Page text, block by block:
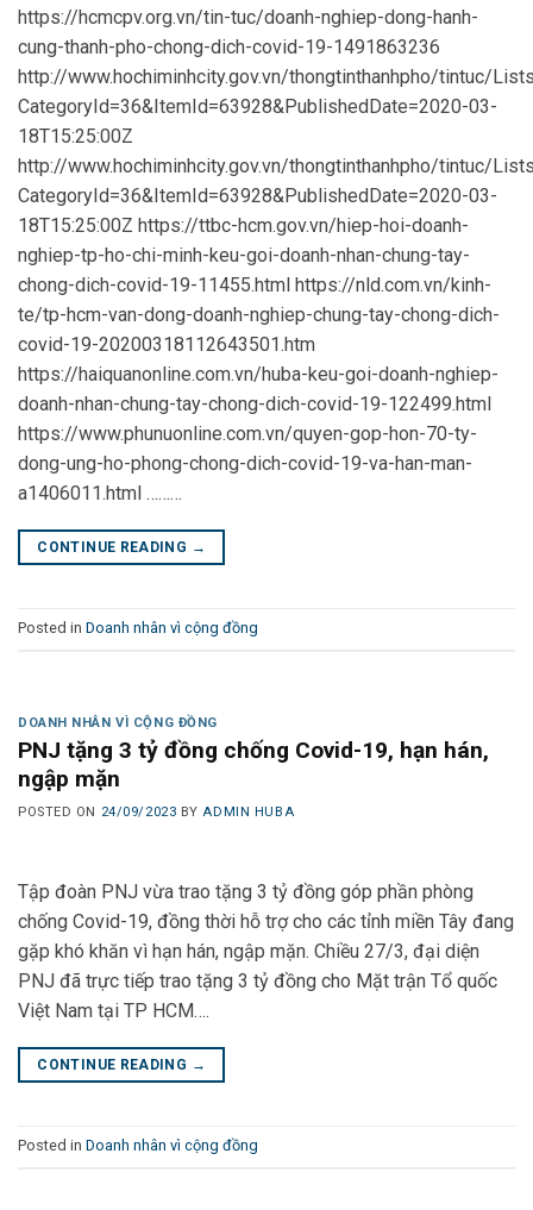
https://hcmcpv.org.vn/tin-tuc/doanh-nghiep-dong-hanh-
cung-thanh-pho-chong-dich-covid-19-1491863236
http://www.hochiminhcity.gov.vn/thongtinthanhpho/tintuc/
CategoryId=36&ItemId=63928&PublishedDate=2020-03-
18T15:25:00Z
http://www.hochiminhcity.gov.vn/thongtinthanhpho/tintuc/
CategoryId=36&ItemId=63928&PublishedDate=2020-03-
18T15:25:00Z https://ttbc-hcm.gov.vn/hiep-hoi-doanh-
nghiep-tp-ho-chi-minh-keu-goi-doanh-nhan-chung-tay-
chong-dich-covid-19-11455.html https://nld.com.vn/kinh-
te/tp-hcm-van-dong-doanh-nghiep-chung-tay-chong-dich-
covid-19-20200318112643501.htm
https://haiquanonline.com.vn/huba-keu-goi-doanh-nghiep-
doanh-nhan-chung-tay-chong-dich-covid-19-122499.html
https://www.phunuonline.com.vn/quyen-gop-hon-70-ty-
dong-ung-ho-phong-chong-dich-covid-19-va-han-man-
a1406011.html ………
CONTINUE READING →
Posted in Doanh nhân vì cộng đồng
DOANH NHÂN VÌ CỘNG ĐỒNG
PNJ tặng 3 tỷ đồng chống Covid-19, hạn hán,
ngập mặn
POSTED ON 24/09/2023 BYADMIN HUBA
Tập đoàn PNJ vừa trao tặng 3 tỷ đồng góp phần phòng
chống Covid-19, đồng thời hỗ trợ cho các tỉnh miền Tây đang
gặp khó khăn vì hạn hán, ngập mặn. Chiều 27/3, đại diện
PNJ đã trực tiếp trao tặng 3 tỷ đồng cho Mặt trận Tổ quốc
Việt Nam tại TP HCM….
CONTINUE READING →
Posted in Doanh nhân vì cộng đồng